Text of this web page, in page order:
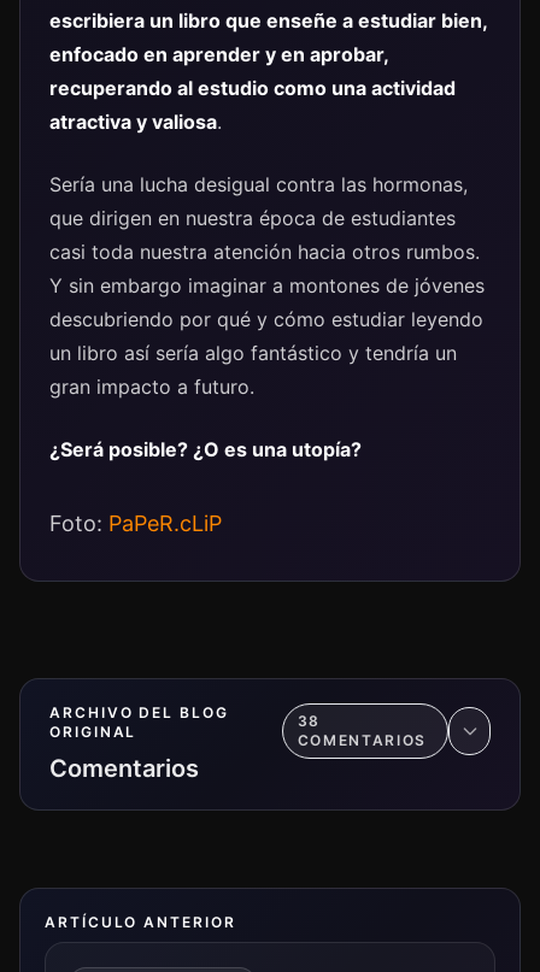
escribiera un libro que enseñe a estudiar bien,
enfocado en aprender y en aprobar,
recuperando al estudio como una actividad
atractiva y valiosa.
Sería una lucha desigual contra las hormonas,
que dirigen en nuestra época de estudiantes
casi toda nuestra atención hacia otros rumbos.
Y sin embargo imaginar a montones de jóvenes
descubriendo por qué y cómo estudiar leyendo
un libro así sería algo fantástico y tendría un
gran impacto a futuro.
¿Será posible? ¿O es una utopía?
Foto: PaPeR.cLiP
ARCHIVO DEL BLOG
ORIGINAL
Comentarios
38
COMENTARIOS
ARTÍCULO ANTERIOR